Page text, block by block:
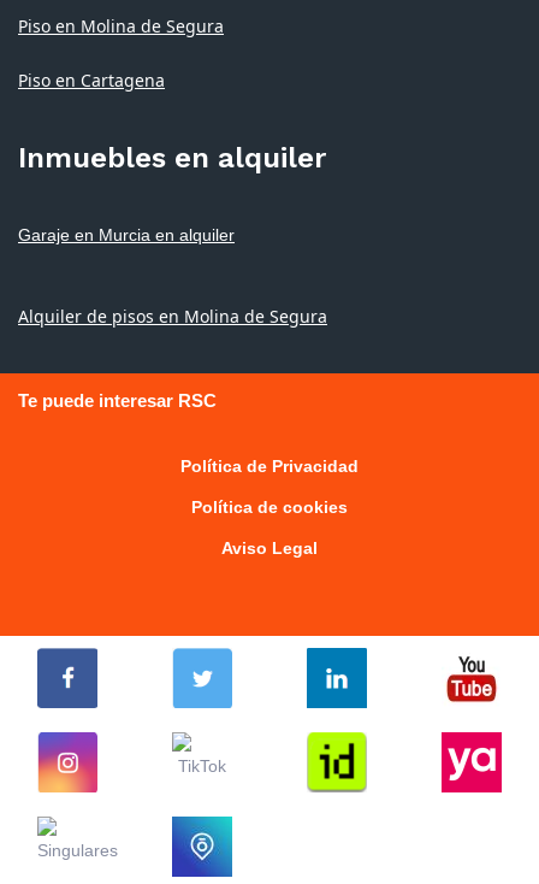
Piso en Molina de Segura
Piso en Cartagena
Inmuebles en alquiler
Garaje en Murcia en alquiler
Alquiler de pisos en Molina de Segura
Te puede interesar RSC
Política de Privacidad
Política de cookies
Aviso Legal